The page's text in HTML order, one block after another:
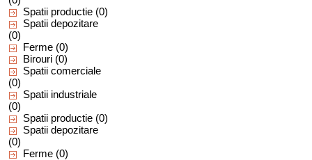
Spatii productie (0)
Spatii depozitare
(0)
Ferme (0)
Birouri (0)
Spatii comerciale
(0)
Spatii industriale
(0)
Spatii productie (0)
Spatii depozitare
(0)
Ferme (0)